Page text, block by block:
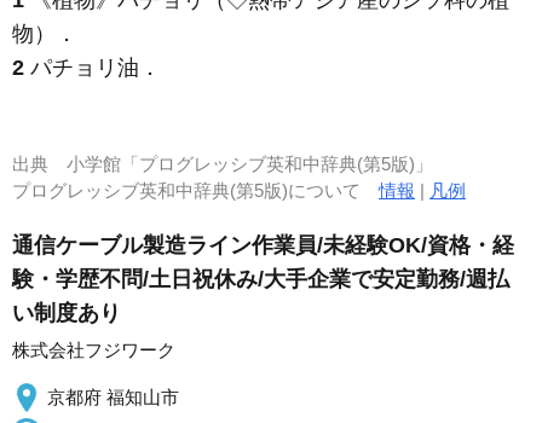
物）
．
2 パチョリ油 ．
出典 小学館「プログレッシブ英和中辞典(第5版)」
プログレッシブ英和中辞典(第5版)について情報 | 凡例
通信ケーブル製造ライン作業員/未経験OK/資格・経
験・学歴不問/土日祝休み/大手企業で安定勤務/週払
い制度あり
株式会社フジワーク
京都府 福知山市